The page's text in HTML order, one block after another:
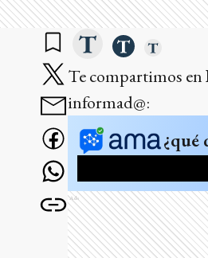
Te compartimos en
informad@:
¿qué
Ads